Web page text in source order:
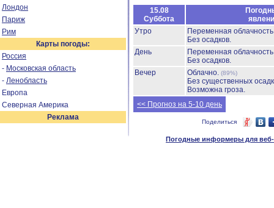
Лондон
Париж
Рим
Карты погоды:
Россия
- Московская область
- Ленобласть
Европа
Северная Америка
Реклама
15.08
Суббота
Утро
Переменная
Без осадков.
День
Переменная
Без осадков.
Вечер
Облачно. (89%)
Без существенных
Возможна гроза.
<< Прогноз на 5-10 день
Поделиться
Погодные информеры для веб-